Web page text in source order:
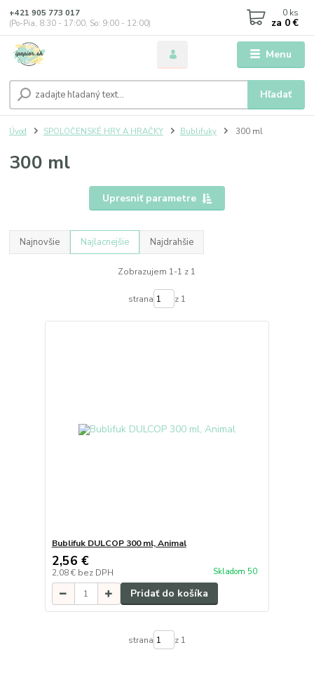
Menu
Hľadať
+421 905 773 017
(Po-Pia, 8:30 - 17:00, So: 9:00 - 12:00)
0 ks
za 0 €
Úvod SPOLOČENSKÉ HRY A HRAČKY Bublifuky 300 ml
300 ml
Upresniť parametre
Najnovšie Najlacnejšie Najdrahšie
Zobrazujem 1-1 z 1
strana z 1
Bublifuk DULCOP 300 ml, Animal
2,56 €
2,08 € bez DPH Skladom 50
Pridať do košíka
strana z 1